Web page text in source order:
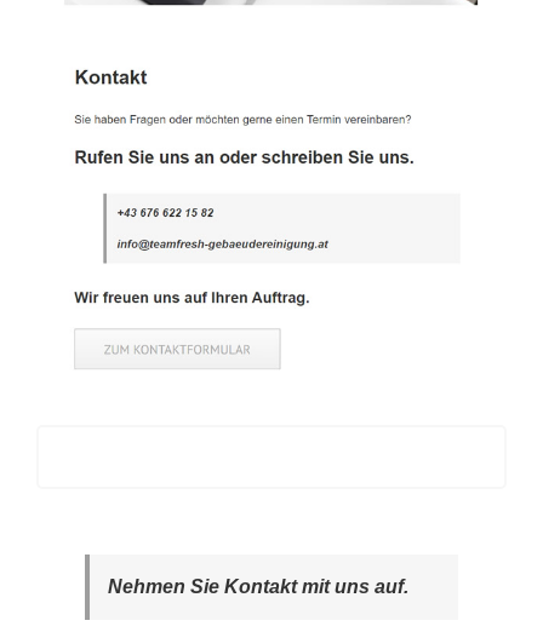
Nehmen Sie Kontakt mit uns auf.